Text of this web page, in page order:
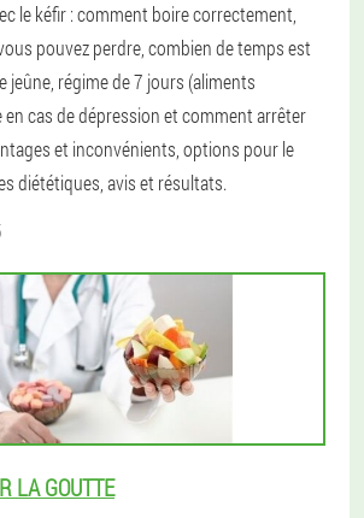
le kéfir : comment boire correctement,
pouvez perdre, combien de temps est
jeûne, régime de 7 jours (aliments
cas de dépression et comment arrêter
et inconvénients, options pour le
diététiques, avis et résultats.
LA GOUTTE